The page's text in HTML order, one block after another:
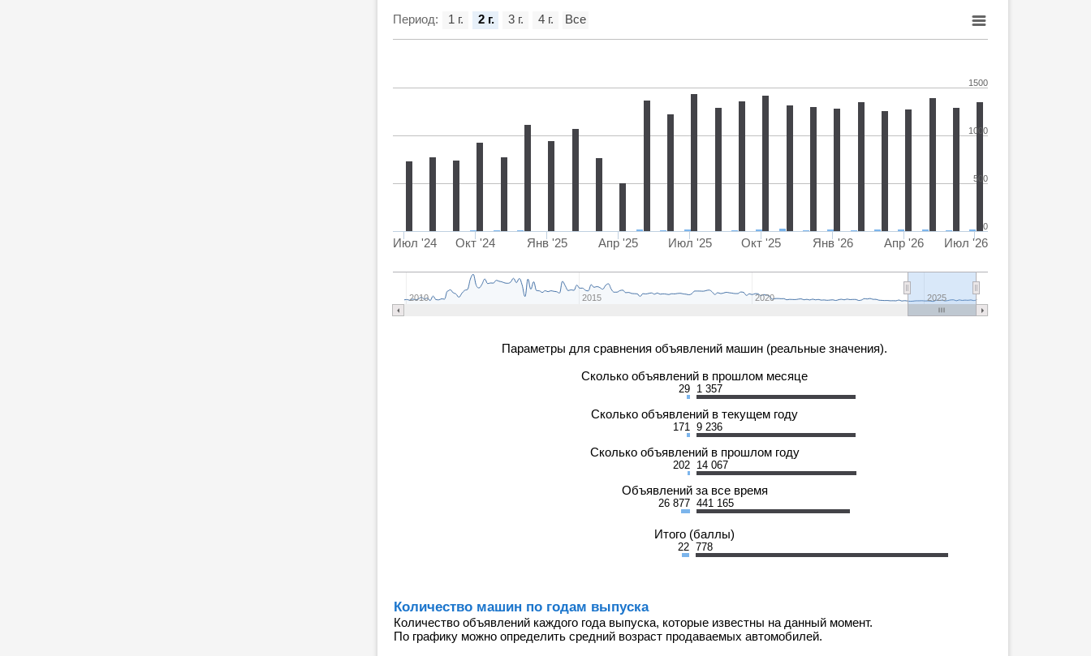
Период:
Июл '24 Окт '24 Янв '25 Апр '25 Июл '25 Окт '25 Янв '26 Апр '26 Июл '26
2010 2015 2020 2025
0
500
1000
1500
1 г. 2 г. 3 г. 4 г. Все
Параметры для сравнения объявлений машин (реальные значения).
Сколько объявлений в прошлом месяце
29 1 357
Сколько объявлений в текущем году
171 9 236
Сколько объявлений в прошлом году
202 14 067
Объявлений за все время
26 877 441 165
Итого (баллы)
22 778
Количество машин по годам выпуска
Количество объявлений каждого года выпуска, которые известны на данный момент.
По графику можно определить средний возраст продаваемых автомобилей.